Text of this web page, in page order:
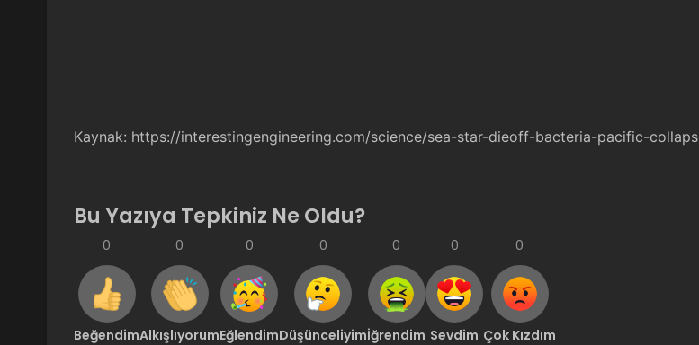
Kaynak: https://interestingengineering.com/science/sea-star-dieoff-bacteria-pacific-
Bu Yazıya Tepkiniz Ne Oldu?
0
Beğendim
0
Alkışlıyorum
0
Eğlendim
0
Düşünceliyim
0
İğrendim
0
Sevdim
0
Çok Kızdım